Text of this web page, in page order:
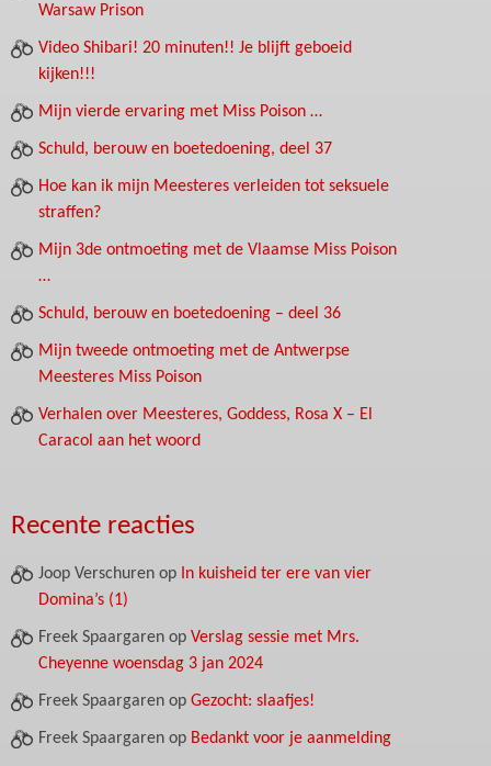
Warsaw Prison
Video Shibari! 20 minuten!! Je blijft geboeid
kijken!!!
Mijn vierde ervaring met Miss Poison …
Schuld, berouw en boetedoening, deel 37
Hoe kan ik mijn Meesteres verleiden tot seksuele
straffen?
Mijn 3de ontmoeting met de Vlaamse Miss Poison
…
Schuld, berouw en boetedoening – deel 36
Mijn tweede ontmoeting met de Antwerpse
Meesteres Miss Poison
Verhalen over Meesteres, Goddess, Rosa X – El
Caracol aan het woord
Recente reacties
Joop Verschuren op In kuisheid ter ere van vier
Domina’s (1)
Freek Spaargaren op Verslag sessie met Mrs.
Cheyenne woensdag 3 jan 2024
Freek Spaargaren op Gezocht: slaafjes!
Freek Spaargaren op Bedankt voor je aanmelding